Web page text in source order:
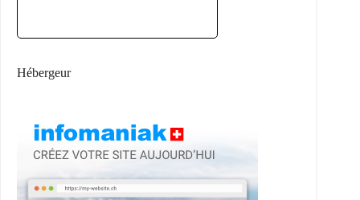
Hébergeur